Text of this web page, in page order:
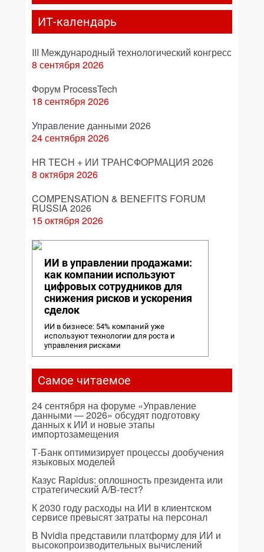
ИТ-календарь
III Международный технологический конгресс
8 сентября 2026
Форум ProcessTech
18 сентября 2026
Управление данными 2026
24 сентября 2026
HR TECH + ИИ ТРАНСФОРМАЦИЯ 2026
8 октября 2026
COMPENSATION & BENEFITS FORUM
RUSSIA 2026
15 октября 2026
ИИ в управлении продажами:
как компании используют
цифровых сотрудников для
снижения рисков и ускорения
сделок
ИИ в бизнесе: 54% компаний уже
используют технологии для роста и
управления рисками
Самое читаемое
24 сентября на форуме «Управление
данными — 2026» обсудят подготовку
данных к ИИ и новые этапы
импортозамещения
Т-Банк оптимизирует процессы дообучения
языковых моделей
Казус Rapidus: оплошность президента или
стратегический A/B-тест?
К 2030 году расходы на ИИ в клиентском
сервисе превысят затраты на персонал
В Nvidia представили платформу для ИИ и
высокопроизводительных вычислений